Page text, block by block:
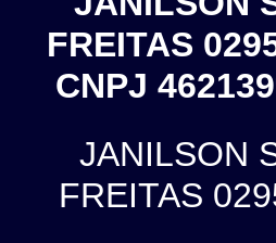
FREITAS
CNPJ
JANILSON
FREITAS